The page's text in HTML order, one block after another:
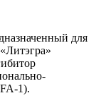
для
1).